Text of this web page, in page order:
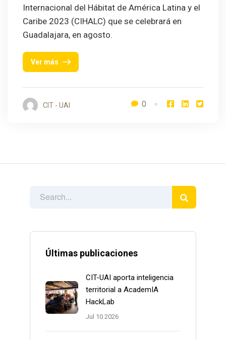
Últimas publicaciones
CIT-UAI aporta inteligencia
territorial a AcademIA
HackLab
Jul 10 2026
Internacional del Hábitat de América Latina y el
Caribe 2023 (CIHALC) que se celebrará en
Guadalajara, en agosto.
Ver más
CIT - UAI 0